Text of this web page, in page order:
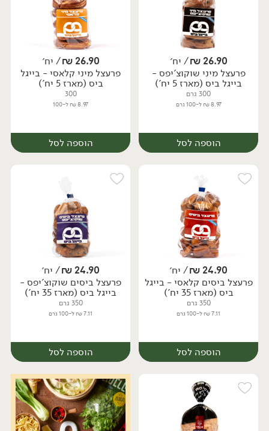
יח׳ יח׳
26.90
₪/ יח׳
פרעצל מיני שוקוצ'יפס -
בייגל ביס (מארז 5 יח')
300 גרם
8.97 ₪ ל-100 גרם
הוספה לסל
יח׳
26.90
₪/ יח׳
פרעצל מיני קלאסי - בייגל
ביס (מארז 5 יח')
300
8.97 ₪ ל-100
הוספה לסל
יח׳
24.90
₪/ יח׳
פרעצל ביסים קלאסי - בייגל
ביס (מארז 35 יח')
350 גרם
7.11 ₪ ל-100 גרם
הוספה לסל
24.90
₪/ יח׳
פרעצל ביסים שוקוצ'יפס -
בייגל ביס (מארז 35 יח')
350 גרם
7.11 ₪ ל-100 גרם
הוספה לסל